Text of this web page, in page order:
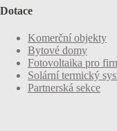
Dotace
Komerční objekty
Bytové domy
Fotovoltaika pro
Solární termický
Partnerská sekce